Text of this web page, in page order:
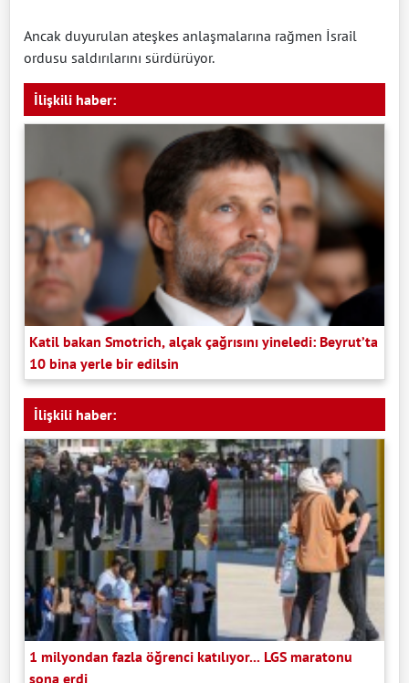
Ancak duyurulan ateşkes anlaşmalarına rağmen İsrail
ordusu saldırılarını sürdürüyor.
İlişkili haber:
Katil bakan Smotrich, alçak çağrısını yineledi: Beyrut’ta
10 bina yerle bir edilsin
İlişkili haber:
1 milyondan fazla öğrenci katılıyor... LGS maratonu
sona erdi